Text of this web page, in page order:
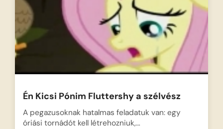
Én Kicsi Pónim Fluttershy a szélvész
A pegazusoknak hatalmas feladatuk van: egy
óriási tornádót kell létrehozniuk,…